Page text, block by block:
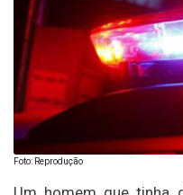
Foto: Reprodução